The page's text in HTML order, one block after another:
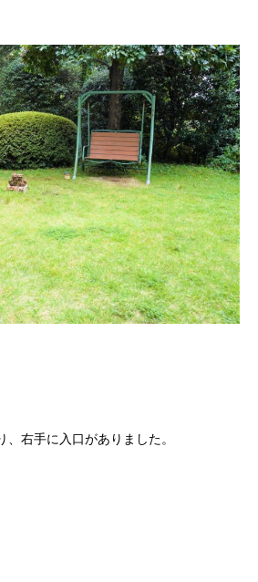
右手に入口がありました。